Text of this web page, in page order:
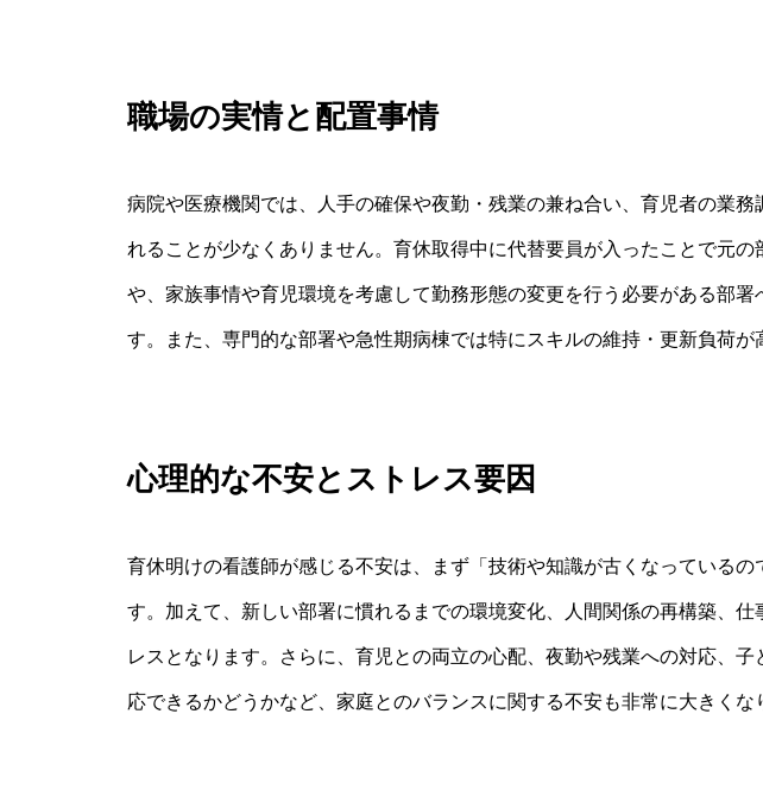
職場の実情と配置事情
病院や医療機関では、人手の確保や夜勤・残業の兼ね合い、育児者の業務
れることが少なくありません。育休取得中に代替要員が入ったことで元の
や、家族事情や育児環境を考慮して勤務形態の変更を行う必要がある部署
す。また、専門的な部署や急性期病棟では特にスキルの維持・更新負荷が
心理的な不安とストレス要因
育休明けの看護師が感じる不安は、まず「技術や知識が古くなっている
す。加えて、新しい部署に慣れるまでの環境変化、人間関係の再構築、仕
レスとなります。さらに、育児との両立の心配、夜勤や残業への対応、
応できるかどうかなど、家庭とのバランスに関する不安も非常に大きくな